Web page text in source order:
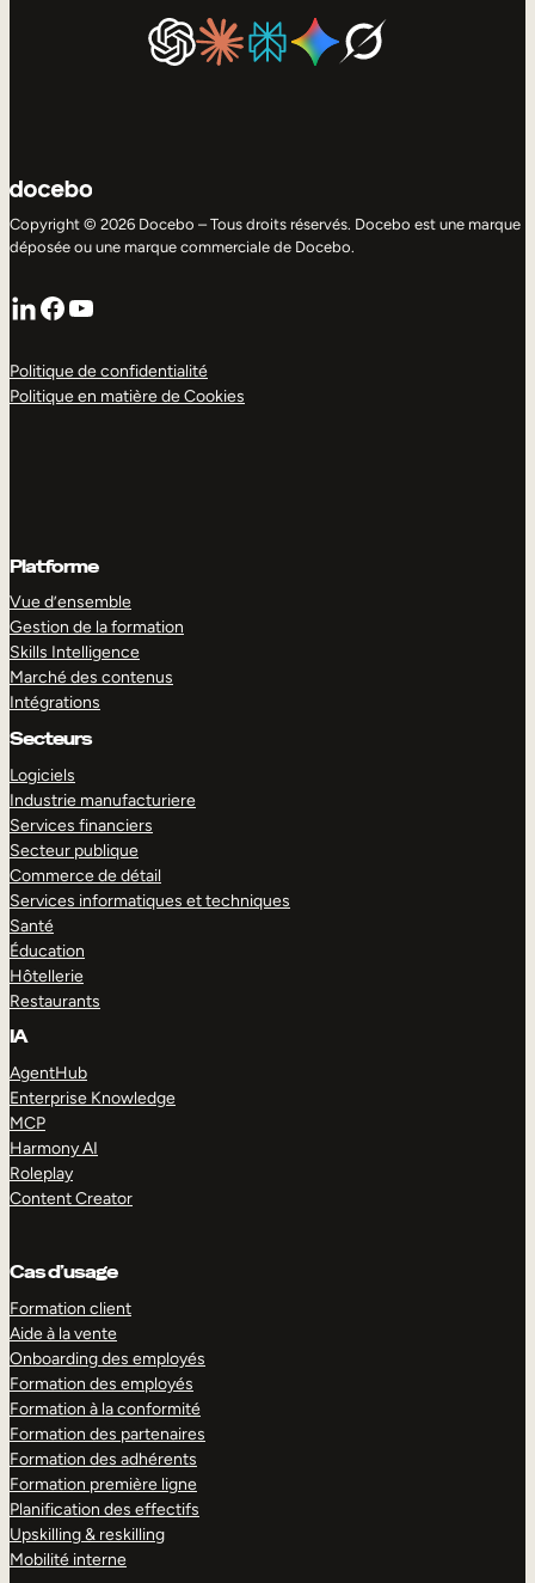
Copyright © 2026 Docebo – Tous droits réservés. Docebo est une marque
déposée ou une marque commerciale de Docebo.
LinkedIn
Facebook
YouTube
Politique de confidentialité
Politique en matière de Cookies
Platforme
Vue d’ensemble
Gestion de la formation
Skills Intelligence
Marché des contenus
Intégrations
Secteurs
Logiciels
Industrie manufacturiere
Services financiers
Secteur publique
Commerce de détail
Services informatiques et techniques
Santé
Éducation
Hôtellerie
Restaurants
IA
AgentHub
Enterprise Knowledge
MCP
Harmony AI
Roleplay
Content Creator
Cas d’usage
Formation client
Aide à la vente
Onboarding des employés
Formation des employés
Formation à la conformité
Formation des partenaires
Formation des adhérents
Formation première ligne
Planification des effectifs
Upskilling & reskilling
Mobilité interne